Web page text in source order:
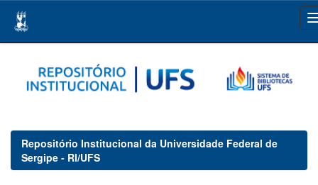
navigation
Repositório Institucional da Universidade Federal de
Sergipe - RI/UFS